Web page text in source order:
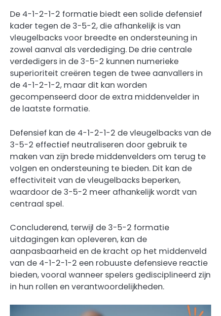
De 4-1-2-1-2 formatie biedt een solide defensief
kader tegen de 3-5-2, die afhankelijk is van
vleugelbacks voor breedte en ondersteuning in
zowel aanval als verdediging. De drie centrale
verdedigers in de 3-5-2 kunnen numerieke
superioriteit creëren tegen de twee aanvallers in
de 4-1-2-1-2, maar dit kan worden
gecompenseerd door de extra middenvelder in
de laatste formatie.
Defensief kan de 4-1-2-1-2 de vleugelbacks van de
3-5-2 effectief neutraliseren door gebruik te
maken van zijn brede middenvelders om terug te
volgen en ondersteuning te bieden. Dit kan de
effectiviteit van de vleugelbacks beperken,
waardoor de 3-5-2 meer afhankelijk wordt van
centraal spel.
Concluderend, terwijl de 3-5-2 formatie
uitdagingen kan opleveren, kan de
aanpasbaarheid en de kracht op het middenveld
van de 4-1-2-1-2 een robuuste defensieve reactie
bieden, vooral wanneer spelers gedisciplineerd zijn
in hun rollen en verantwoordelijkheden.